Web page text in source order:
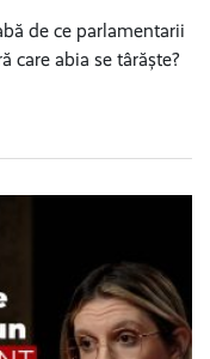
de ce parlamentarii
care abia se târăște?